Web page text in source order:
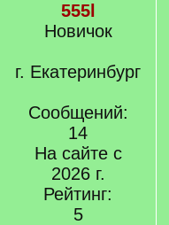
555l
Новичок
г. Екатеринбург
Сообщений:
14
На сайте с
2026 г.
Рейтинг:
5